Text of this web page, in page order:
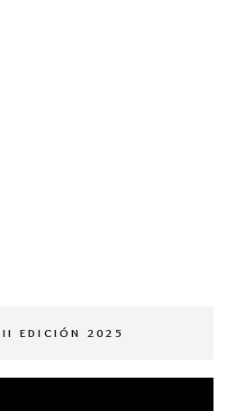
EDICIÓN 2025